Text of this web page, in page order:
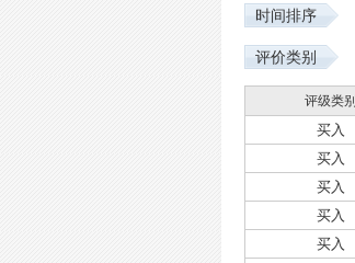
时间排序
评价类别
评级类别
买入
买入
买入
买入
买入